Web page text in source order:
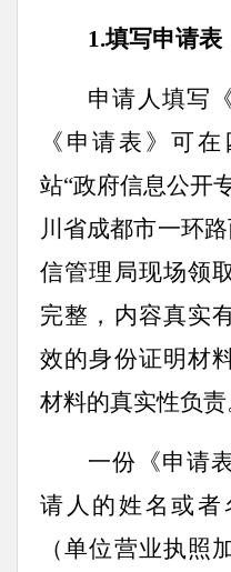
1.填写申请表
申请人填写
《申请表》可
站“政府信息公开
川省成都市一环
信管理局现场领
完整，内容真实
效的身份证明材
材料的真实性负责
一份《申请
请人的姓名或者
（单位营业执照